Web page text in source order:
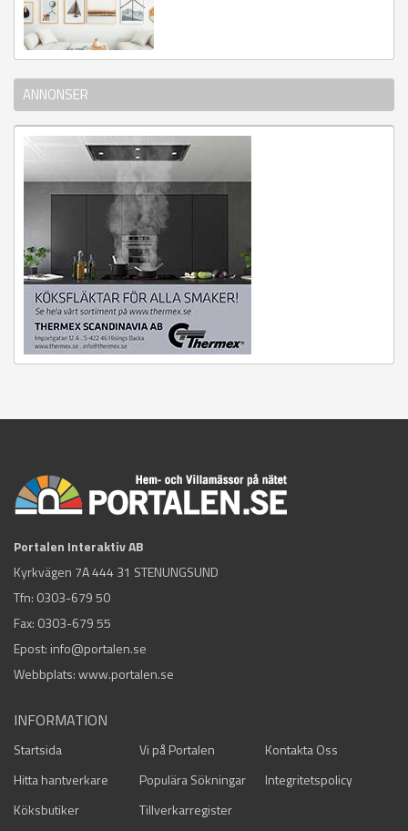
ANNONSER
Portalen Interaktiv AB
Kyrkvägen 7A 444 31 STENUNGSUND
Tfn: 0303-679 50
Fax: 0303-679 55
Epost: info@portalen.se
Webbplats: www.portalen.se
INFORMATION
Startsida Vi på Portalen
Kontakta Oss
Hitta hantverkare
Populära Sökningar
Integritetspolicy
Köksbutiker
Tillverkarregister